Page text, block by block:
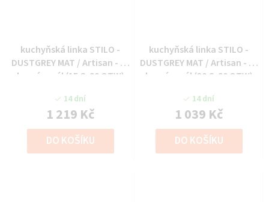
kuchyňská linka STILO -
DUSTGREY MAT / Artisan - 15
horní regál (15 G-90 OTW)
14 dní
1 219 Kč
DO KOŠÍKU
kuchyňská linka STILO -
DUSTGREY MAT / Artisan - 30
horní regál (30 G-90 OTW)
14 dní
1 039 Kč
DO KOŠÍKU